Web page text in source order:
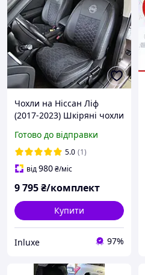
Чохли на Ніссан Ліф
(2017-2023) Шкіряні чохли
Готово до відправки
5.0 (1)
від980₴/міс
9 795₴/комплект
Купити
Inluxe 97%